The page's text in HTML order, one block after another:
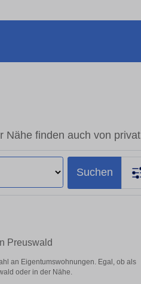
Nähe finden auch von privat
Suchen
Preuswald
an Eigentumswohnungen. Egal, ob als
oder in der Nähe.